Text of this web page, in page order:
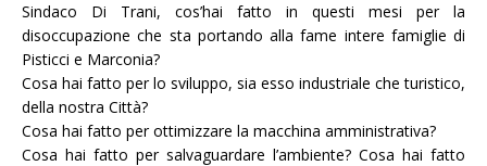
Sindaco Di Trani, cos’hai fatto in questi mesi per la
disoccupazione che sta portando alla fame intere famiglie di
Pisticci e Marconia?
Cosa hai fatto per lo sviluppo, sia esso industriale che turistico,
della nostra Città?
Cosa hai fatto per ottimizzare la macchina amministrativa?
Cosa hai fatto per salvaguardare l’ambiente? Cosa hai fatto